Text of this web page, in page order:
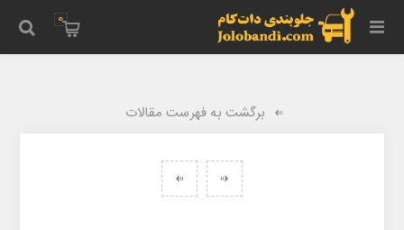
0
برگشت به فهرست مقالات